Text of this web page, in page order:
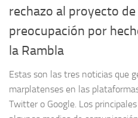
rechazo al proyecto
preocupación por
la Rambla
Estas son las tres noticias que
marplatenses en las
Twitter o Google. Los